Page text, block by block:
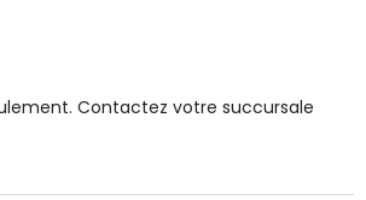
Contactez votre succursale